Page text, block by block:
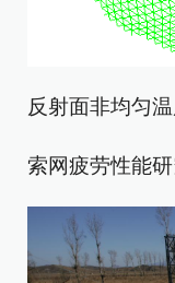
反射面非均匀
索网疲劳性能